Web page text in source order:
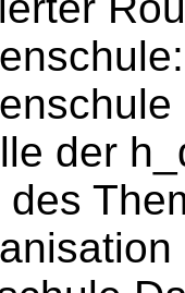
der